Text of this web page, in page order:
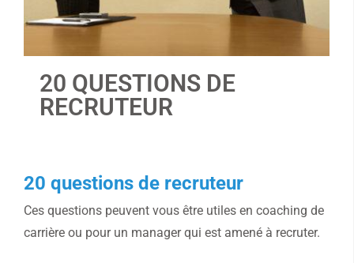
20 QUESTIONS DE
RECRUTEUR
20 questions de recruteur
Ces questions peuvent vous être utiles en coaching de
carrière ou pour un manager qui est amené à recruter.